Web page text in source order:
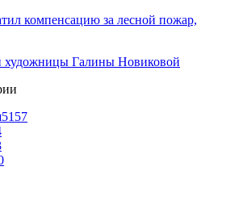
компенсацию за лесной пожар,
художницы Галины Новиковой
5157